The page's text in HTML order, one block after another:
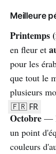
Meilleure
Printemps
en fleur et
pour les
que tout le
plusieurs
Octobre —
un point
couleurs
🇫🇷 FR